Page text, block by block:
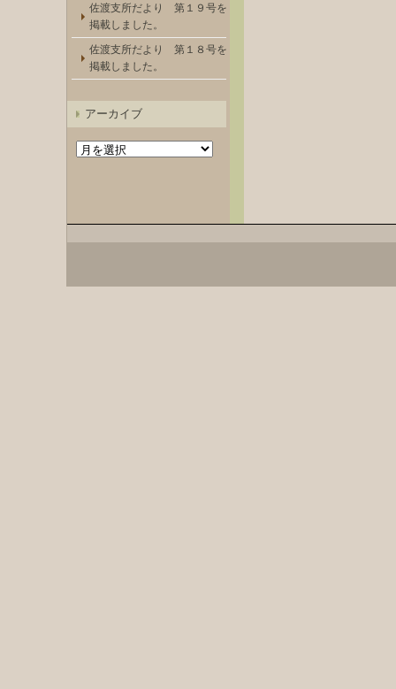
佐渡支所だより 第１９号を
掲載しました。
佐渡支所だより 第１８号を
掲載しました。
アーカイブ
ア
ー